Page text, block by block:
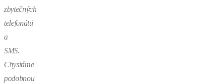
zbytečných
telefonátů
a
SMS.
Chystáme
podobnou